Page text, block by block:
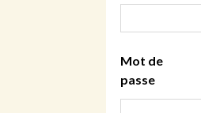
Mot de
passe